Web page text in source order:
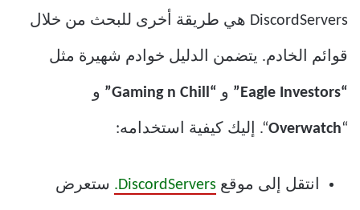
DiscordServers هي طريقة أخرى للبحث من خلال
قوائم الخادم. يتضمن الدليل خوادم شهيرة مثل
“Eagle Investors” و “Gaming n Chill” و
“
Overwatch“. إليك كيفية استخدامه:
انتقل إلى موقع DiscordServers. ستعرض